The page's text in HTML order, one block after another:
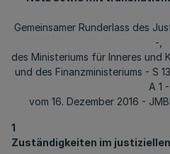
Gemeinsamer Runderlass des
-,
des Ministeriums für Inneres und
und des Finanzministeriums - S
A 1 -
vom 16. Dezember 2016 -
1
Zuständigkeiten im